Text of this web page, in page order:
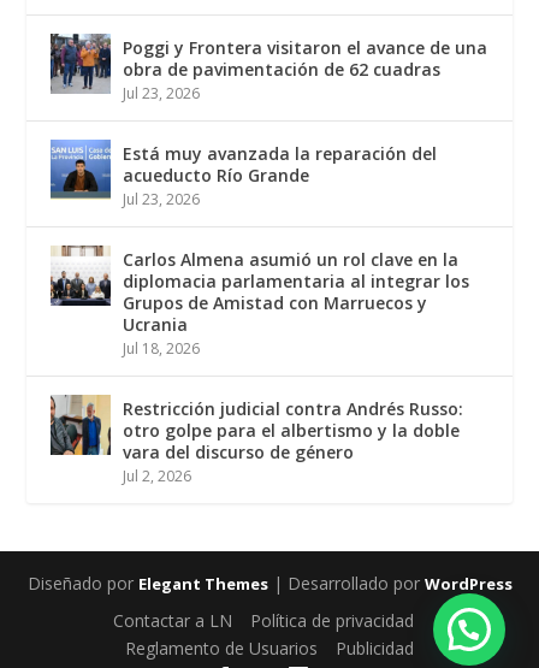
Poggi y Frontera visitaron el avance de una
obra de pavimentación de 62 cuadras
Jul 23, 2026
Está muy avanzada la reparación del
acueducto Río Grande
Jul 23, 2026
Carlos Almena asumió un rol clave en la
diplomacia parlamentaria al integrar los
Grupos de Amistad con Marruecos y
Ucrania
Jul 18, 2026
Restricción judicial contra Andrés Russo:
otro golpe para el albertismo y la doble
vara del discurso de género
Jul 2, 2026
Diseñado por Elegant Themes| Desarrollado por WordPress
Contactar a LN
Política de privacidad
Reglamento de Usuarios
Publicidad